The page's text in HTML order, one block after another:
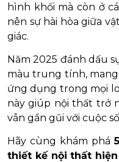
hình khối mà còn ở
nên sự hài hòa giữa
giác.
Năm 2025 đánh dấu
màu trung tính,
ứng dụng trong mọi
này giúp nội thất trở
vẫn gần gũi với cuộc
Hãy cùng khám phá
thiết kế nội thất hiện